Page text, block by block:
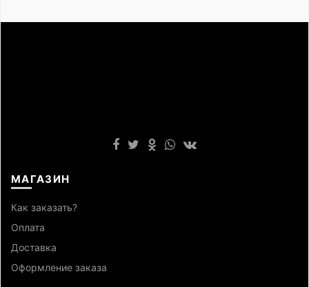
МАГАЗИН
Как заказать?
Оплата
Доставка
Оформление заказа